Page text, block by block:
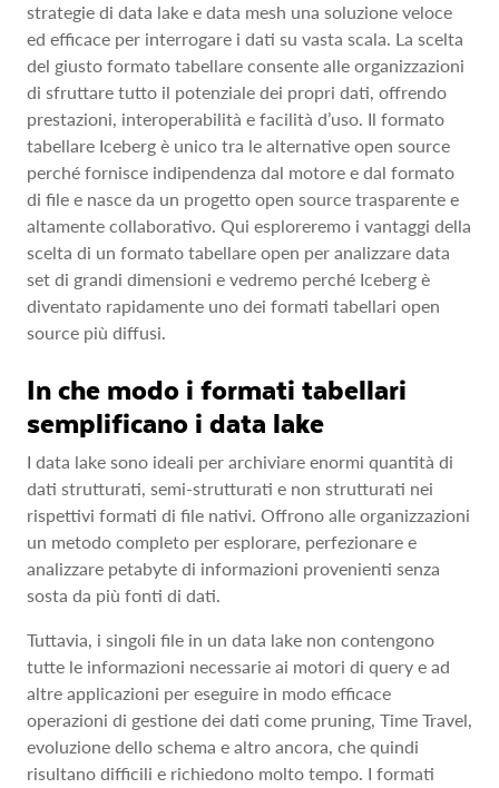
strategie di data lake e data mesh una soluzione veloce
ed efficace per interrogare i dati su vasta scala. La scelta
del giusto formato tabellare consente alle organizzazioni
di sfruttare tutto il potenziale dei propri dati, offrendo
prestazioni, interoperabilità e facilità d’uso. Il formato
tabellare Iceberg è unico tra le alternative open source
perché fornisce indipendenza dal motore e dal formato
di file e nasce da un progetto open source trasparente e
altamente collaborativo. Qui esploreremo i vantaggi della
scelta di un formato tabellare open per analizzare data
set di grandi dimensioni e vedremo perché Iceberg è
diventato rapidamente uno dei formati tabellari open
source più diffusi.
In che modo i formati tabellari
semplificano i data lake
I data lake sono ideali per archiviare enormi quantità di
dati strutturati, semi‑strutturati e non strutturati nei
rispettivi formati di file nativi. Offrono alle organizzazioni
un metodo completo per esplorare, perfezionare e
analizzare petabyte di informazioni provenienti senza
sosta da più fonti di dati.
Tuttavia, i singoli file in un data lake non contengono
tutte le informazioni necessarie ai motori di query e ad
altre applicazioni per eseguire in modo efficace
operazioni di gestione dei dati come pruning, Time Travel,
evoluzione dello schema e altro ancora, che quindi
risultano difficili e richiedono molto tempo. I formati